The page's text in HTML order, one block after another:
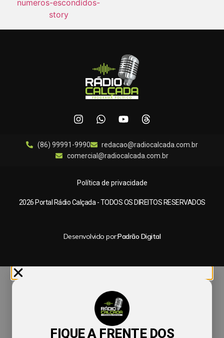
(86) 99991-9990
redacao@radiocalcada.com.br
comercial@radiocalcada.com.br
Política de privacidade
2026 Portal Rádio Calçada - TODOS OS DIREITOS RESERVADOS
Desenvolvido por:Padrão Digital
FIQUE A FRENTE DOS